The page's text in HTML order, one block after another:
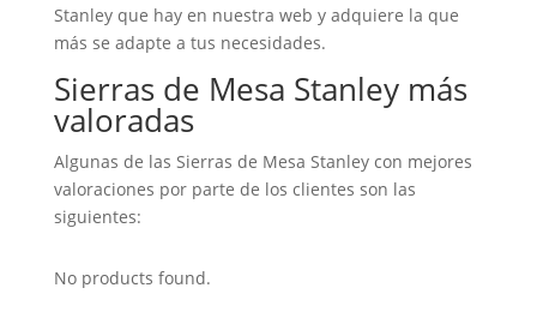
Stanley que hay en nuestra web y adquiere la que
más se adapte a tus necesidades.
Sierras de Mesa Stanley más
valoradas
Algunas de las Sierras de Mesa Stanley con mejores
valoraciones por parte de los clientes son las
siguientes:
No products found.